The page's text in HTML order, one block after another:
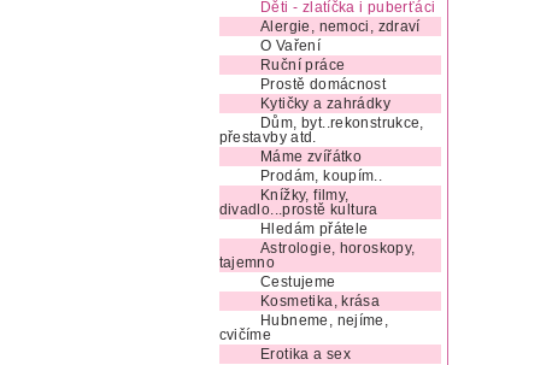
Děti - zlatíčka i puberťáci
Alergie, nemoci, zdraví
O Vaření
Ruční práce
Prostě domácnost
Kytičky a zahrádky
Dům, byt..rekonstrukce,
přestavby atd.
Máme zvířátko
Prodám, koupím..
Knížky, filmy,
divadlo...prostě kultura
Hledám přátele
Astrologie, horoskopy,
tajemno
Cestujeme
Kosmetika, krása
Hubneme, nejíme,
cvičíme
Erotika a sex